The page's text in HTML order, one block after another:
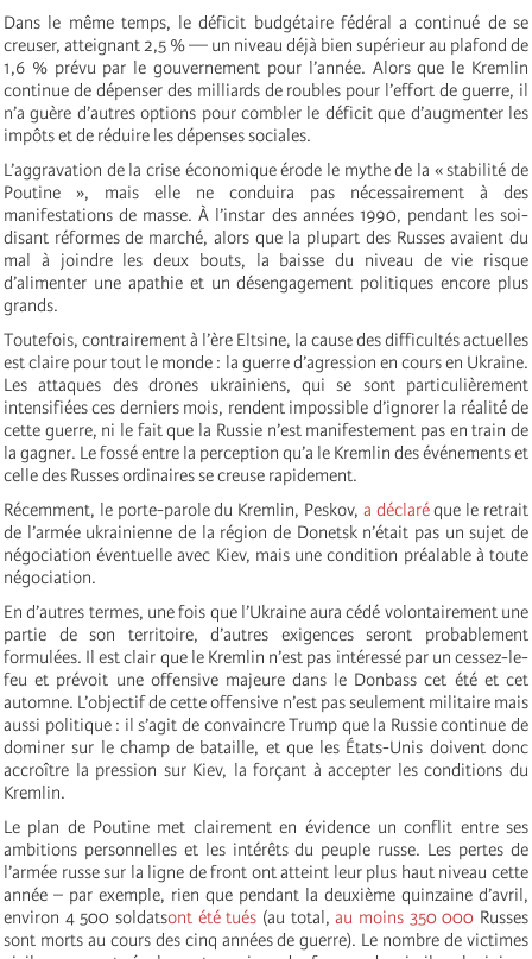
Dans le même temps, le déficit budgétaire fédéral a continué de se
creuser, atteignant 2,5 % — un niveau déjà bien supérieur au plafond de
1,6 % prévu par le gouvernement pour l’année. Alors que le Kremlin
continue de dépenser des milliards de roubles pour l’effort de guerre, il
n’a guère d’autres options pour combler le déficit que d’augmenter les
impôts et de réduire les dépenses sociales.
L’aggravation de la crise économique érode le mythe de la « stabilité de
Poutine », mais elle ne conduira pas nécessairement à des
manifestations de masse. À l’instar des années 1990, pendant les soi-
disant réformes de marché, alors que la plupart des Russes avaient du
mal à joindre les deux bouts, la baisse du niveau de vie risque
d’alimenter une apathie et un désengagement politiques encore plus
grands.
Toutefois, contrairement à l’ère Eltsine, la cause des difficultés actuelles
est claire pour tout le monde : la guerre d’agression en cours en Ukraine.
Les attaques des drones ukrainiens, qui se sont particulièrement
intensifiées ces derniers mois, rendent impossible d’ignorer la réalité de
cette guerre, ni le fait que la Russie n’est manifestement pas en train de
la gagner. Le fossé entre la perception qu’a le Kremlin des événements et
celle des Russes ordinaires se creuse rapidement.
Récemment, le porte-parole du Kremlin, Peskov, a déclaréque le retrait
de l’armée ukrainienne de la région de Donetsk n’était pas un sujet de
négociation éventuelle avec Kiev, mais une condition préalable à toute
négociation.
En d’autres termes, une fois que l’Ukraine aura cédé volontairement une
partie de son territoire, d’autres exigences seront probablement
formulées. Il est clair que le Kremlin n’est pas intéressé par un cessez-le-
feu et prévoit une offensive majeure dans le Donbass cet été et cet
automne. L’objectif de cette offensive n’est pas seulement militaire mais
aussi politique : il s’agit de convaincre Trump que la Russie continue de
dominer sur le champ de bataille, et que les États-Unis doivent donc
accroître la pression sur Kiev, la forçant à accepter les conditions du
Kremlin.
Le plan de Poutine met clairement en évidence un conflit entre ses
ambitions personnelles et les intérêts du peuple russe. Les pertes de
l’armée russe sur la ligne de front ont atteint leur plus haut niveau cette
année – par exemple, rien que pendant la deuxième quinzaine d’avril,
environ 4 500 soldatsont été tués (au total, au moins 350 000 Russes
sont morts au cours des cinq années de guerre). Le nombre de victimes